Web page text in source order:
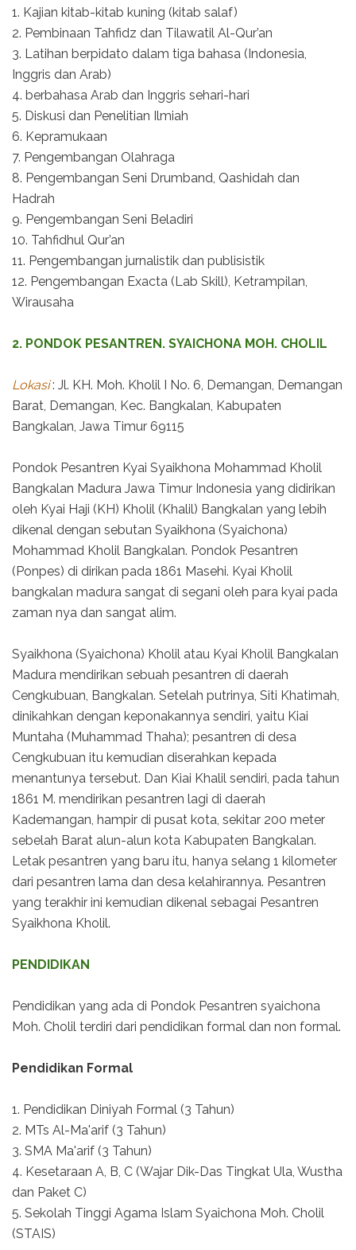
1. Kajian kitab-kitab kuning (kitab salaf)
2. Pembinaan Tahfidz dan Tilawatil Al-Qur’an
3. Latihan berpidato dalam tiga bahasa (Indonesia,
Inggris dan Arab)
4. berbahasa Arab dan Inggris sehari-hari
5. Diskusi dan Penelitian Ilmiah
6. Kepramukaan
7. Pengembangan Olahraga
8. Pengembangan Seni Drumband, Qashidah dan
Hadrah
9. Pengembangan Seni Beladiri
10. Tahfidhul Qur’an
11. Pengembangan jurnalistik dan publisistik
12. Pengembangan Exacta (Lab Skill), Ketrampilan,
Wirausaha
2. PONDOK PESANTREN. SYAICHONA MOH. CHOLIL
Lokasi: Jl. KH. Moh. Kholil I No. 6, Demangan, Demangan
Barat, Demangan, Kec. Bangkalan, Kabupaten
Bangkalan, Jawa Timur 69115
Pondok Pesantren Kyai Syaikhona Mohammad Kholil
Bangkalan Madura Jawa Timur Indonesia yang didirikan
oleh Kyai Haji (KH) Kholil (Khalil) Bangkalan yang lebih
dikenal dengan sebutan Syaikhona (Syaichona)
Mohammad Kholil Bangkalan. Pondok Pesantren
(Ponpes) di dirikan pada 1861 Masehi. Kyai Kholil
bangkalan madura sangat di segani oleh para kyai pada
zaman nya dan sangat alim.
Syaikhona (Syaichona) Kholil atau Kyai Kholil Bangkalan
Madura mendirikan sebuah pesantren di daerah
Cengkubuan, Bangkalan. Setelah putrinya, Siti Khatimah,
dinikahkan dengan keponakannya sendiri, yaitu Kiai
Muntaha (Muhammad Thaha); pesantren di desa
Cengkubuan itu kemudian diserahkan kepada
menantunya tersebut. Dan Kiai Khalil sendiri, pada tahun
1861 M. mendirikan pesantren lagi di daerah
Kademangan, hampir di pusat kota, sekitar 200 meter
sebelah Barat alun-alun kota Kabupaten Bangkalan.
Letak pesantren yang baru itu, hanya selang 1 kilometer
dari pesantren lama dan desa kelahirannya. Pesantren
yang terakhir ini kemudian dikenal sebagai Pesantren
Syaikhona Kholil.
PENDIDIKAN
Pendidikan yang ada di Pondok Pesantren syaichona
Moh. Cholil terdiri dari pendidikan formal dan non formal.
Pendidikan Formal
1. Pendidikan Diniyah Formal (3 Tahun)
2. MTs Al-Ma'arif (3 Tahun)
3. SMA Ma'arif (3 Tahun)
4. Kesetaraan A, B, C (Wajar Dik-Das Tingkat Ula, Wustha
dan Paket C)
5. Sekolah Tinggi Agama Islam Syaichona Moh. Cholil
(STAIS)